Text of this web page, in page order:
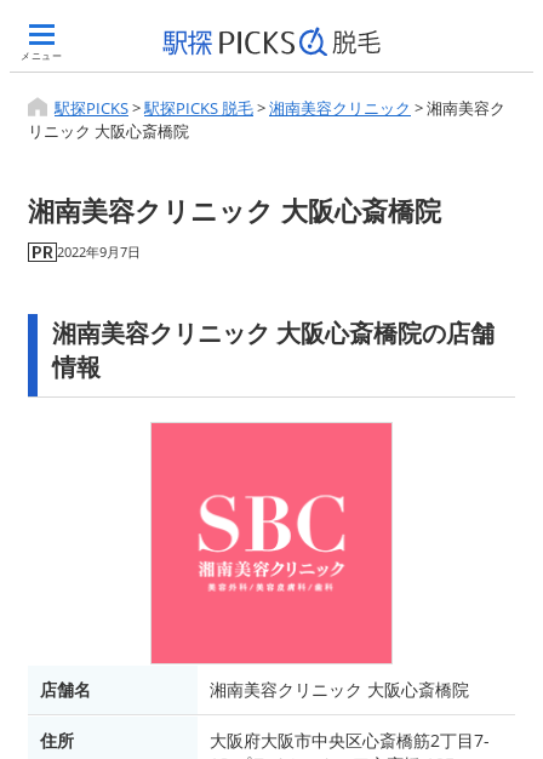
メニュー
駅探PICKS>駅探PICKS 脱毛>湘南美容クリニック >湘南美容ク
リニック 大阪心斎橋院
湘南美容クリニック 大阪心斎橋院
2022年9月7日
湘南美容クリニック 大阪心斎橋院の店舗
情報
店舗名 湘南美容クリニック 大阪心斎橋院
住所
大阪府大阪市中央区心斎橋筋2丁目7-